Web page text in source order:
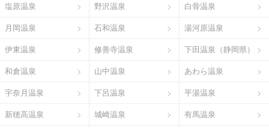
塩原温泉 野沢温泉 白骨温泉
月岡温泉 石和温泉 湯河原温泉
伊東温泉 修善寺温泉 下田温泉（静岡県）
和倉温泉 山中温泉 あわら温泉
宇奈月温泉 下呂温泉 平湯温泉
新穂高温泉 城崎温泉 有馬温泉